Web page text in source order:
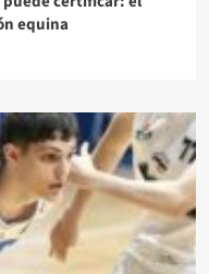
equina